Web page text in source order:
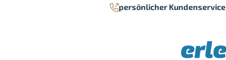
persönlicher Kundenservice